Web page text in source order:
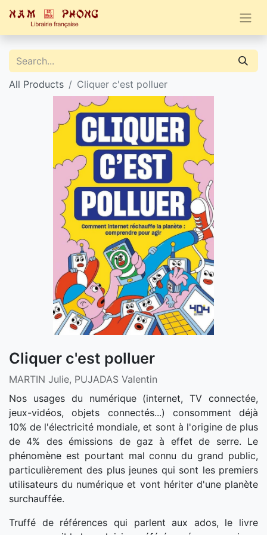
All Products Cliquer c'est polluer
Cliquer c'est polluer
MARTIN Julie, PUJADAS Valentin
Nos usages du numérique (internet, TV connectée,
jeux-vidéos, objets connectés...) consomment déjà
10% de l'électricité mondiale, et sont à l'origine de plus
de 4% des émissions de gaz à effet de serre. Le
phénomène est pourtant mal connu du grand public,
particulièrement des plus jeunes qui sont les premiers
utilisateurs du numérique et vont hériter d'une planète
surchauffée.
Truffé de références qui parlent aux ados, le livre